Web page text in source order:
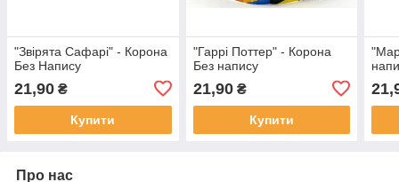
"Звірята Сафарі" - Корона
Без Напису
21,90 ₴
Купити
"Гаррі Поттер" - Корона
Без напису
21,90₴
Купити
Про нас